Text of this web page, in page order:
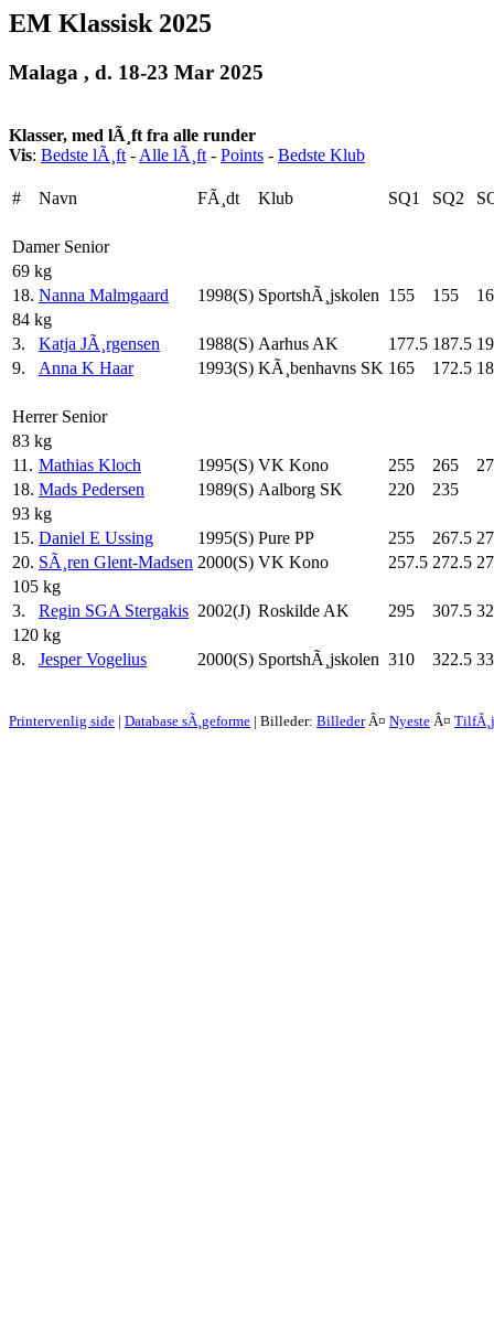
EM Klassisk 2025
Malaga , d. 18-23 Mar 2025
Klasser, med lÃ¸ft fra alle runder
Vis: Bedste lÃ¸ft - Alle lÃ¸ft - Points - Bedste Klub
# Navn FÃ¸dt Klub SQ1 SQ2
Damer Senior
69 kg
18. Nanna Malmgaard 1998(S) SportshÃ¸jskolen 155 155
84 kg
3.
Katja JÃ¸rgensen 1988(S) Aarhus AK 177.5 187.5
9.
Anna K Haar 1993(S) KÃ¸benhavns SK 165 172.5
Herrer Senior
83 kg
11. Mathias Kloch 1995(S) VK Kono 255 265
18. Mads Pedersen 1989(S) Aalborg SK 220
235
93 kg
15. Daniel E Ussing 1995(S) Pure PP 255 267.5
20. SÃ¸ren Glent-Madsen 2000(S) VK Kono 257.5 272.5
105 kg
3.
Regin SGA Stergakis 2002(J) Roskilde AK 295 307.5
120 kg
8.
Jesper Vogelius 2000(S) SportshÃ¸jskolen 310 322.5
Printervenlig side | Database sÃ¸geforme | Billeder: BillederÂ¤ Nyeste Â¤ TilfÃ¸j